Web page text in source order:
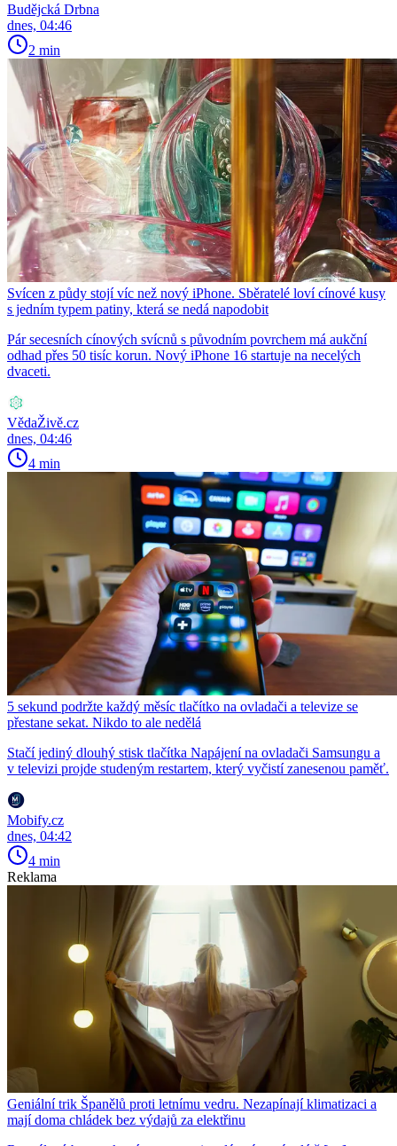
Budějcká Drbna
dnes, 04:46
2 min
Svícen z půdy stojí víc než nový iPhone. Sběratelé loví cínové kusy
s jedním typem patiny, která se nedá napodobit
Pár secesních cínových svícnů s původním povrchem má aukční
odhad přes 50 tisíc korun. Nový iPhone 16 startuje na necelých
dvaceti.
VědaŽivě.cz
dnes, 04:46
4 min
5 sekund podržte každý měsíc tlačítko na ovladači a televize se
přestane sekat. Nikdo to ale nedělá
Stačí jediný dlouhý stisk tlačítka Napájení na ovladači Samsungu a
v televizi projde studeným restartem, který vyčistí zanesenou paměť.
Mobify.cz
dnes, 04:42
4 min
Reklama
Geniální trik Španělů proti letnímu vedru. Nezapínají klimatizaci a
mají doma chládek bez výdajů za elektřinu